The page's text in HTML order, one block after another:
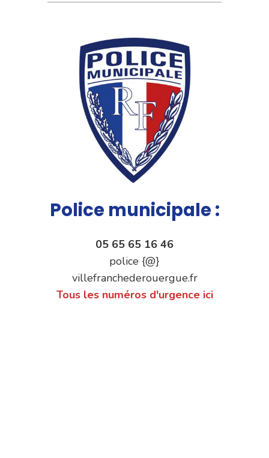
Police municipale :
05 65 65 16 46
police {@}
villefranchederouergue.fr
Tous les numéros d'urgence ici